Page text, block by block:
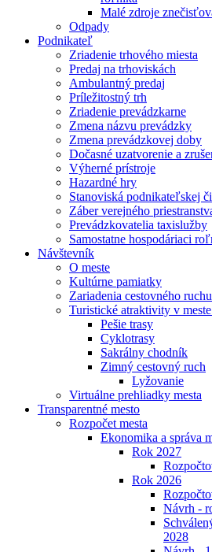
Malé zdroje
Odpady
Podnikateľ
Zriadenie trhového miesta
Predaj na trhoviskách
Ambulantný predaj
Príležitostný trh
Zriadenie prevádzkarne
Zmena názvu prevádzky
Zmena prevádzkovej doby
Dočasné uzatvorenie a
Výherné prístroje
Hazardné hry
Stanoviská podnikateľskej
Záber verejného
Prevádzkovatelia taxislužby
Samostatne hospodáriaci
Návštevník
O meste
Kultúrne pamiatky
Zariadenia cestovného ruchu
Turistické atraktivity v
Pešie trasy
Cyklotrasy
Sakrálny chodník
Zimný cestovný ruch
Lyžovanie
Virtuálne prehliadky mesta
Transparentné mesto
Rozpočet mesta
Ekonomika a správa
Rok 2027
Rok 2026
Návrh -
2028